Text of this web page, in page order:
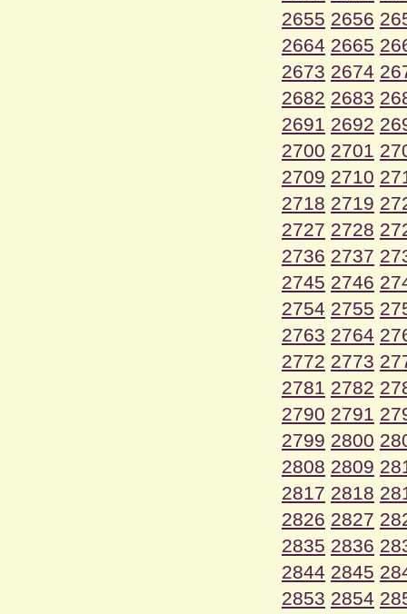
2655 2656
2664 2665
2673 2674
2682 2683
2691 2692
2700 2701
2709 2710
2718 2719
2727 2728
2736 2737
2745 2746
2754 2755
2763 2764
2772 2773
2781 2782
2790 2791
2799 2800
2808 2809
2817 2818
2826 2827
2835 2836
2844 2845
2853 2854